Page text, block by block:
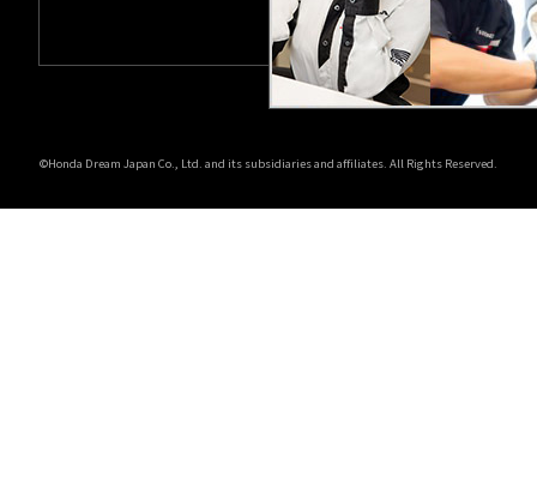
©Honda Dream Japan Co., Ltd. and its subsidiaries and affiliates. All Rights Reserved.